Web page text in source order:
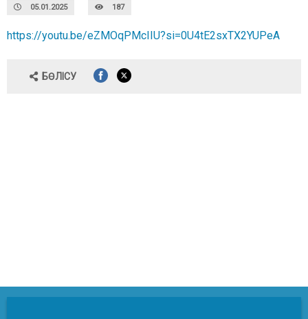
05.01.2025 187
https://youtu.be/eZMOqPMcIIU?si=0U4tE2sxTX2YUPeA
БӨЛІСУ